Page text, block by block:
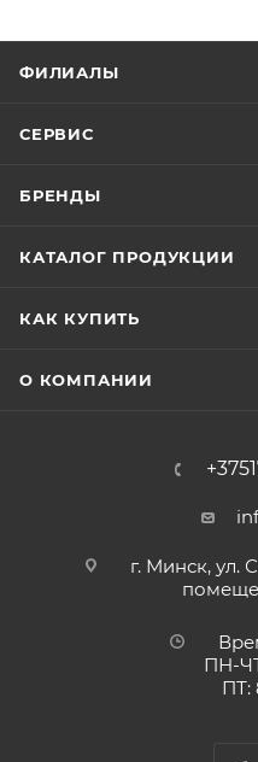
ФИЛИАЛЫ
СЕРВИС
БРЕНДЫ
КАТАЛОГ ПРОДУКЦИИ
КАК КУПИТЬ
О КОМПАНИИ
г. Минск, ул.
ПН-
ПТ: